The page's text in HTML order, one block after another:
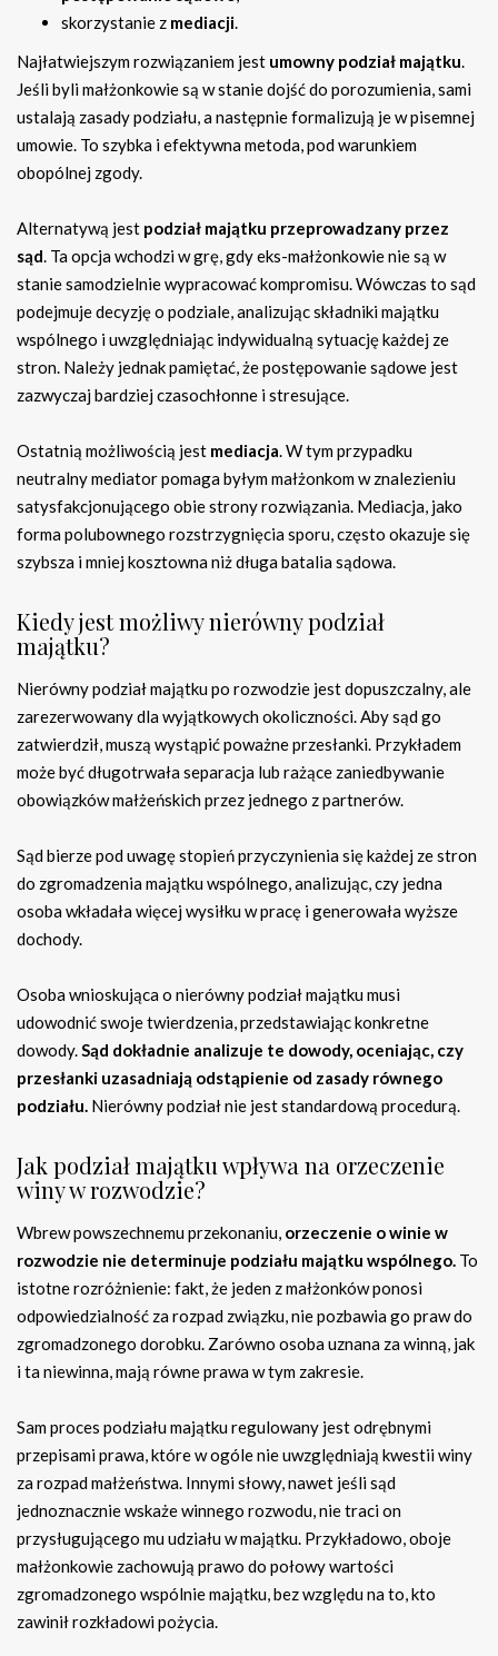
skorzystanie z mediacji.
Najłatwiejszym rozwiązaniem jest umowny podział majątku.
Jeśli byli małżonkowie są w stanie dojść do porozumienia, sami
ustalają zasady podziału, a następnie formalizują je w pisemnej
umowie. To szybka i efektywna metoda, pod warunkiem
obopólnej zgody.
Alternatywą jest podział majątku przeprowadzany przez
sąd. Ta opcja wchodzi w grę, gdy eks-małżonkowie nie są w
stanie samodzielnie wypracować kompromisu. Wówczas to sąd
podejmuje decyzję o podziale, analizując składniki majątku
wspólnego i uwzględniając indywidualną sytuację każdej ze
stron. Należy jednak pamiętać, że postępowanie sądowe jest
zazwyczaj bardziej czasochłonne i stresujące.
Ostatnią możliwością jest mediacja. W tym przypadku
neutralny mediator pomaga byłym małżonkom w znalezieniu
satysfakcjonującego obie strony rozwiązania. Mediacja, jako
forma polubownego rozstrzygnięcia sporu, często okazuje się
szybsza i mniej kosztowna niż długa batalia sądowa.
Kiedy jest możliwy nierówny podział
majątku?
Nierówny podział majątku po rozwodzie jest dopuszczalny, ale
zarezerwowany dla wyjątkowych okoliczności. Aby sąd go
zatwierdził, muszą wystąpić poważne przesłanki. Przykładem
może być długotrwała separacja lub rażące zaniedbywanie
obowiązków małżeńskich przez jednego z partnerów.
Sąd bierze pod uwagę stopień przyczynienia się każdej ze stron
do zgromadzenia majątku wspólnego, analizując, czy jedna
osoba wkładała więcej wysiłku w pracę i generowała wyższe
dochody.
Osoba wnioskująca o nierówny podział majątku musi
udowodnić swoje twierdzenia, przedstawiając konkretne
dowody.Sąd dokładnie analizuje te dowody, oceniając, czy
przesłanki uzasadniają odstąpienie od zasady równego
podziału. Nierówny podział nie jest standardową procedurą.
Jak podział majątku wpływa na orzeczenie
winy w rozwodzie?
Wbrew powszechnemu przekonaniu, orzeczenie o winie w
rozwodzie nie determinuje podziału majątku wspólnego. To
istotne rozróżnienie: fakt, że jeden z małżonków ponosi
odpowiedzialność za rozpad związku, nie pozbawia go praw do
zgromadzonego dorobku. Zarówno osoba uznana za winną, jak
i ta niewinna, mają równe prawa w tym zakresie.
Sam proces podziału majątku regulowany jest odrębnymi
przepisami prawa, które w ogóle nie uwzględniają kwestii winy
za rozpad małżeństwa. Innymi słowy, nawet jeśli sąd
jednoznacznie wskaże winnego rozwodu, nie traci on
przysługującego mu udziału w majątku. Przykładowo, oboje
małżonkowie zachowują prawo do połowy wartości
zgromadzonego wspólnie majątku, bez względu na to, kto
zawinił rozkładowi pożycia.